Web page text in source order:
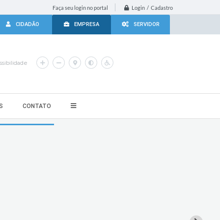
Faça seu login no portal Login / Cadastro
CIDADÃO EMPRESA SERVIDOR
CONTATO